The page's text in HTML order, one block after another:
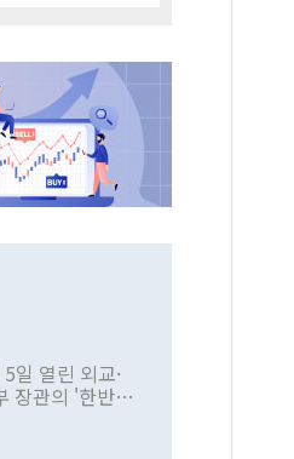
일 열린 외교·
장관의 '한반도
진하겠다고 공